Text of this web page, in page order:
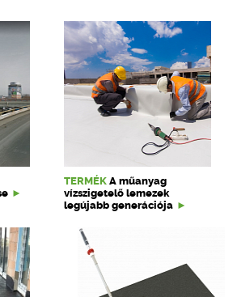
TERMÉK A műanyag
vízszigetelő lemezek
legújabb generációja